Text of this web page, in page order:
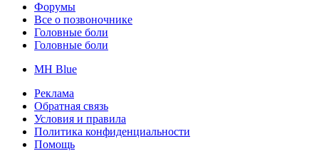
Форумы
Все о позвоночнике
Головные боли
Головные боли
MH Blue
Реклама
Обратная связь
Условия и правила
Политика конфиденциальности
Помощь